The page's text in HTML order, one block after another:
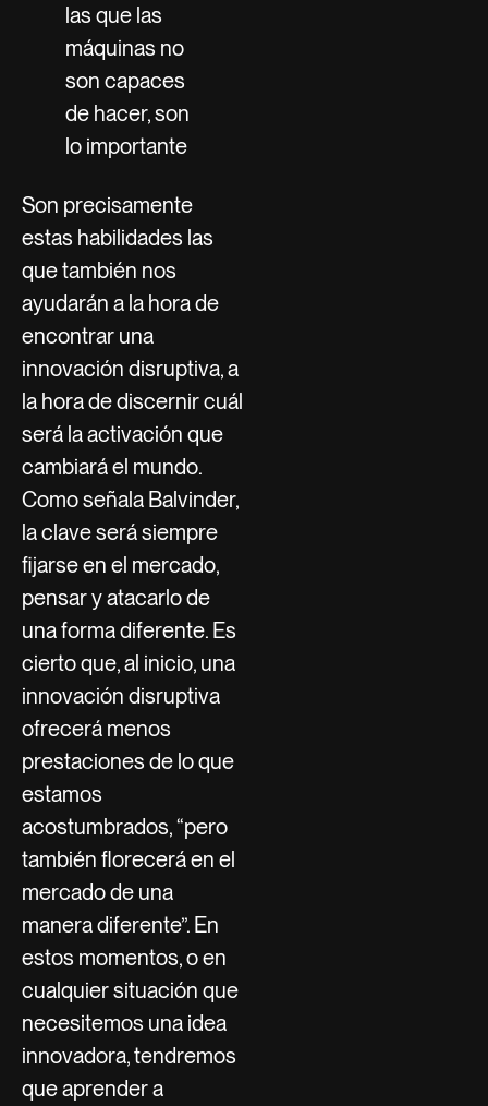
las que las
máquinas no
son capaces
de hacer, son
lo importante
Son precisamente
estas habilidades las
que también nos
ayudarán a la hora de
encontrar una
innovación disruptiva, a
la hora de discernir cuál
será la activación que
cambiará el mundo.
Como señala Balvinder,
la clave será siempre
fijarse en el mercado,
pensar y atacarlo de
una forma diferente. Es
cierto que, al inicio, una
innovación disruptiva
ofrecerá menos
prestaciones de lo que
estamos
acostumbrados, “pero
también florecerá en el
mercado de una
manera diferente”. En
estos momentos, o en
cualquier situación que
necesitemos una idea
innovadora, tendremos
que aprender a